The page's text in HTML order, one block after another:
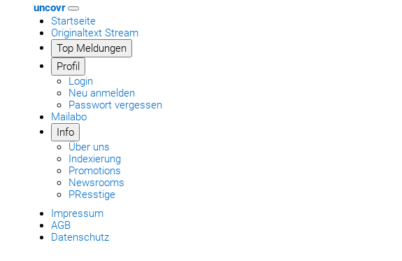
uncovr
Startseite
Originaltext Stream
Top Meldungen
Profil
Login
Neu anmelden
Passwort vergessen
Mailabo
Info
Über uns
Indexierung
Promotions
Newsrooms
PResstige
Impressum
AGB
Datenschutz